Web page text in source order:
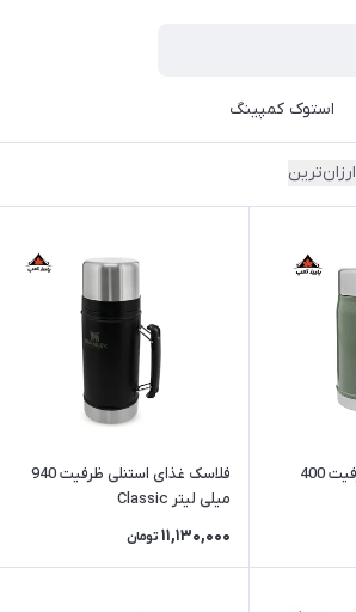
استوک کمپینگ
ارزان‌ترین
فلاسک غذای استنلی ظرفیت 400
فلاسک غذای استنلی ظرفیت 940
میلی لیتر Classic
11,130,000 تومان